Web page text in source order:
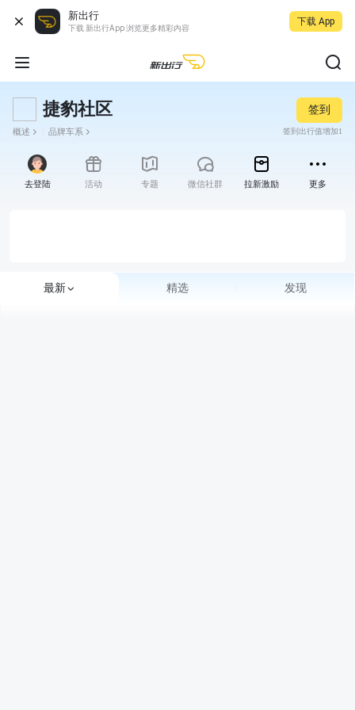
新出行
下载 新出行App 浏览更多精彩内容
下载 App
捷豹社区
概述 品牌车系
签到
签到出行值增加1
去登陆 活动 专题 微信社群 拉新激励 更多
最新 精选 发现